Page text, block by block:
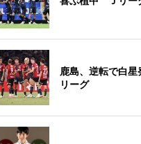
鹿島、逆転で白
リーグ